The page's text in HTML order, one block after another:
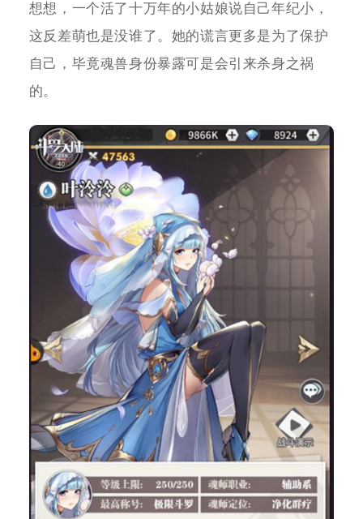
想想，一个活了十万年的小姑娘说自己年纪小，
这反差萌也是没谁了。她的谎言更多是为了保护
自己，毕竟魂兽身份暴露可是会引来杀身之祸
的。